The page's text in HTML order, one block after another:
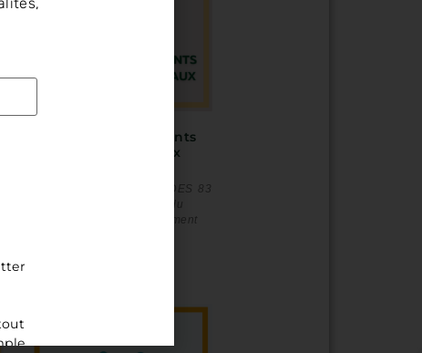
Formations des agents
des bailleurs sociaux
bailleurs sociaux : le CODES 83
forme les professionnels du
logement à l’accompagnement